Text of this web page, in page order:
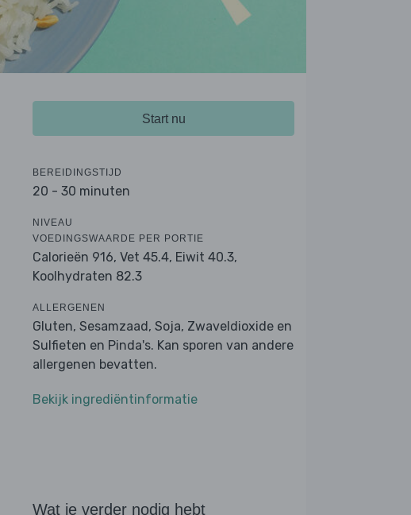
Start nu
BEREIDINGSTIJD
20 - 30 minuten
NIVEAU
VOEDINGSWAARDE PER PORTIE
Calorieën 916, Vet 45.4, Eiwit 40.3,
Koolhydraten 82.3
ALLERGENEN
Gluten, Sesamzaad, Soja, Zwaveldioxide en
Sulfieten en Pinda's. Kan sporen van andere
allergenen bevatten.
Bekijk ingrediëntinformatie
Wat je verder nodig hebt